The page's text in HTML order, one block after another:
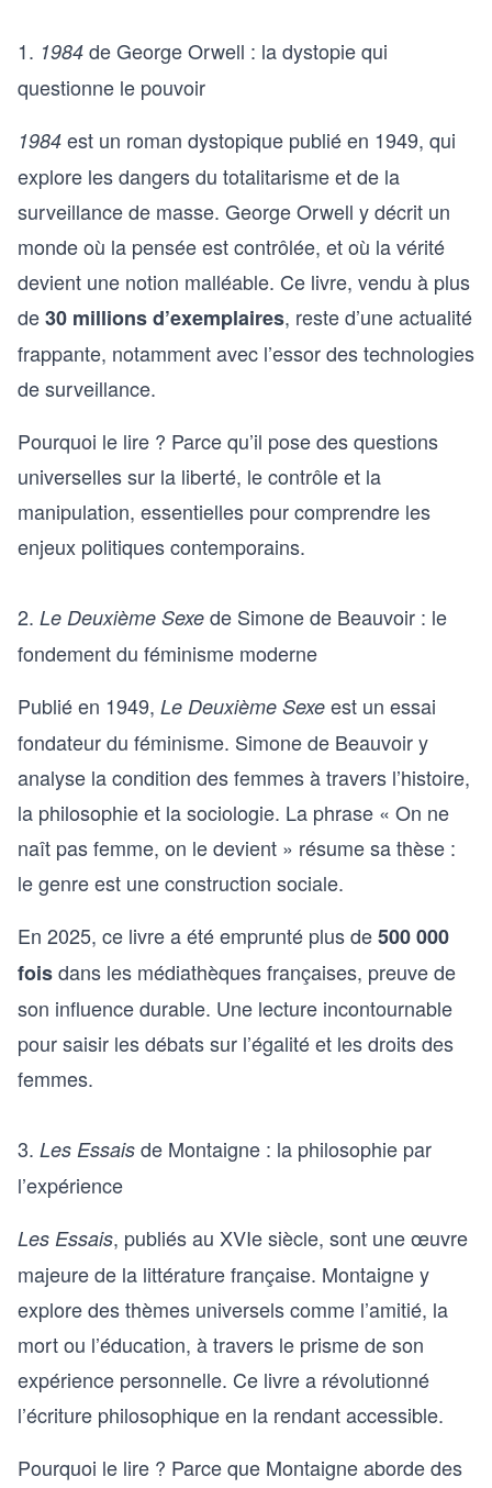
1. 1984 de George Orwell : la dystopie qui
questionne le pouvoir
1984 est un roman dystopique publié en 1949, qui
explore les dangers du totalitarisme et de la
surveillance de masse. George Orwell y décrit un
monde où la pensée est contrôlée, et où la vérité
devient une notion malléable. Ce livre, vendu à plus
de30 millions d’exemplaires, reste d’une actualité
frappante, notamment avec l’essor des technologies
de surveillance.
Pourquoi le lire ? Parce qu’il pose des questions
universelles sur la liberté, le contrôle et la
manipulation, essentielles pour comprendre les
enjeux politiques contemporains.
2. Le Deuxième Sexe de Simone de Beauvoir : le
fondement du féminisme moderne
Publié en 1949, Le Deuxième Sexe est un essai
fondateur du féminisme. Simone de Beauvoir y
analyse la condition des femmes à travers l’histoire,
la philosophie et la sociologie. La phrase « On ne
naît pas femme, on le devient » résume sa thèse :
le genre est une construction sociale.
En 2025, ce livre a été emprunté plus de500 000
foisdans les médiathèques françaises, preuve de
son influence durable. Une lecture incontournable
pour saisir les débats sur l’égalité et les droits des
femmes.
3. Les Essais de Montaigne : la philosophie par
l’expérience
Les Essais, publiés au XVIe siècle, sont une œuvre
majeure de la littérature française. Montaigne y
explore des thèmes universels comme l’amitié, la
mort ou l’éducation, à travers le prisme de son
expérience personnelle. Ce livre a révolutionné
l’écriture philosophique en la rendant accessible.
Pourquoi le lire ? Parce que Montaigne aborde des